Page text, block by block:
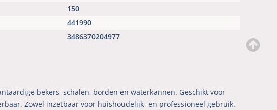
150
441990
3486370204977
bekers, schalen, borden en waterkannen. Geschikt voor
Zowel inzetbaar voor huishoudelijk- en professioneel gebruik.